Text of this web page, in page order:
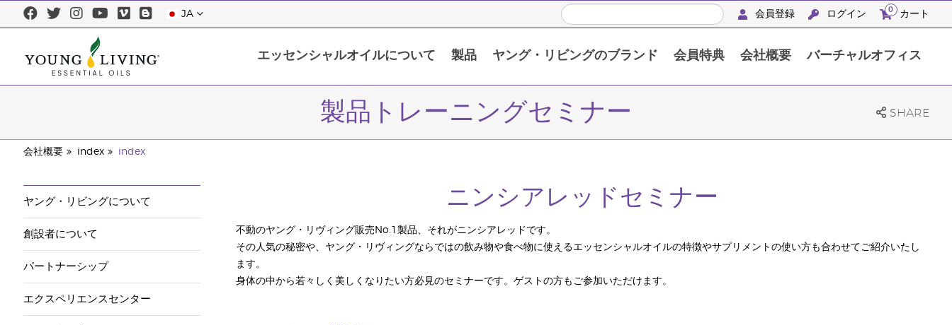
JA 会員登録 ログイン 0 カート
エッセンシャルオイルについて 製品 ヤング・リビングのブランド 会員特典 会社概要 バーチャルオフィス
製品トレーニングセミナー SHARE
会社概要 index index
ヤング・リビングについて
創設者について
パートナーシップ
エクスペリエンスセンター
ニンシアレッドセミナー
不動のヤング・リヴィング販売No.1製品、それがニンシアレッドです。
その人気の秘密や、ヤング・リヴィングならではの飲み物や食べ物に使えるエッセンシャルオイルの特徴やサプリメントの使い方も合わせてご紹介いたし
ます。
身体の中から若々しく美しくなりたい方必見のセミナーです。ゲストの方もご参加いただけます。